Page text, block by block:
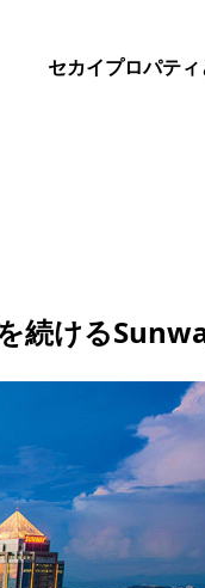
セカイプロパティ
続ける